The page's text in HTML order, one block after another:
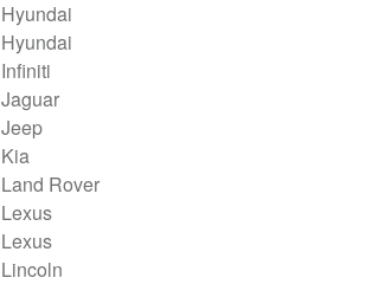
Hyundai
Hyundai
Infiniti
Jaguar
Jeep
Kia
Land Rover
Lexus
Lexus
Lincoln